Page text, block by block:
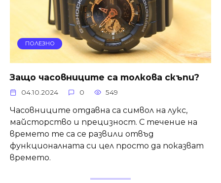
ПОЛЕЗНО
Защо часовниците са толкова скъпи?
04.10.2024 0 549
Часовниците отдавна са символ на лукс,
майсторство и прецизност. С течение на
времето те са се развили отвъд
функционалната си цел просто да показват
времето.